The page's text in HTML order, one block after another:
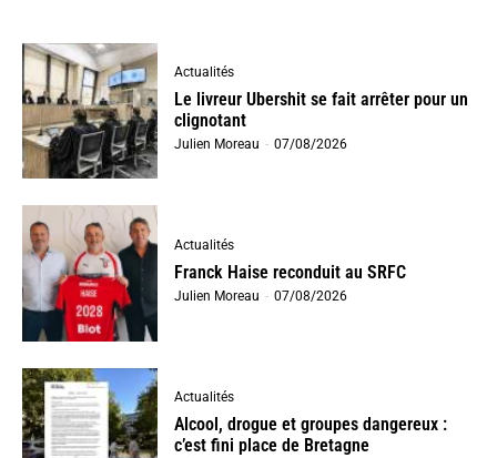
Actualités
Le livreur Ubershit se fait arrêter pour un
clignotant
Julien Moreau - 07/08/2026
Actualités
Franck Haise reconduit au SRFC
Julien Moreau - 07/08/2026
Actualités
Alcool, drogue et groupes dangereux :
c’est fini place de Bretagne